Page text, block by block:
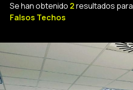
Se han obtenido 2resultados para
Falsos Techos